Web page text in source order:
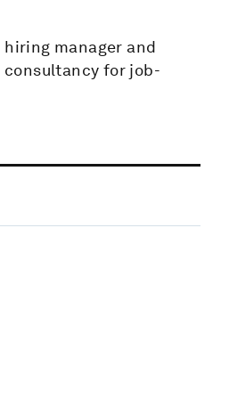
hiring manager and
consultancy for job-